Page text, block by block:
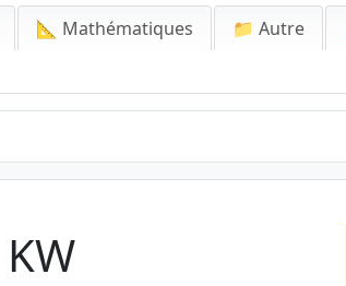
📐 Mathématiques 📁 Autre